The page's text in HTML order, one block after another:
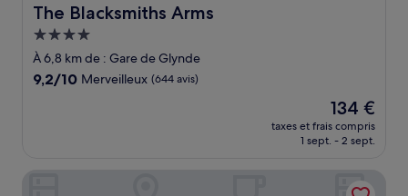
The Blacksmiths Arms
The Blacksmiths Arms
Hébergement
4.0 étoiles
À 6,8 km de : Gare de Glynde
9.2
9,2/10 Merveilleux (644 avis)
Le
nouveau
prix
de
134 €
134 €
taxes et frais compris
1 sept. - 2 sept.